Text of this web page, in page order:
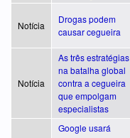
Notícia
Drogas podem
causar cegueira
Notícia
As três estratégias
na batalha global
contra a cegueira
que empolgam
especialistas
Google usará